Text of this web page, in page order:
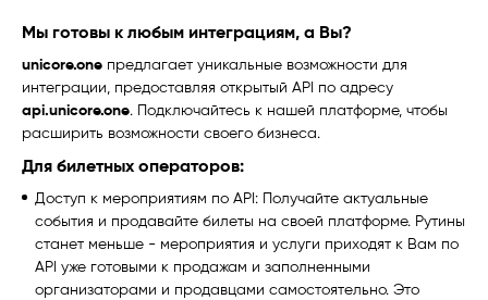
Мы готовы к любым интеграциям, а Вы?
unicore.one предлагает уникальные возможности для
интеграции, предоставляя открытый API по адресу
api.unicore.one. Подключайтесь к нашей платформе, чтобы
расширить возможности своего бизнеса.
Для билетных операторов:
Доступ к мероприятиям по API: Получайте актуальные
события и продавайте билеты на своей платформе. Рутины
станет меньше - мероприятия и услуги приходят к Вам по
API уже готовыми к продажам и заполненными
организаторами и продавцами самостоятельно. Это